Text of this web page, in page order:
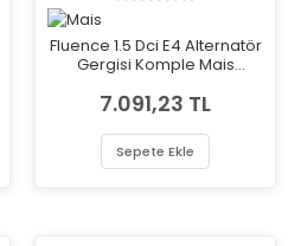
Fluence 1.5 Dci E4 Alternatör
Gergisi Komple Mais
7.091,23 TL
Sepete Ekle